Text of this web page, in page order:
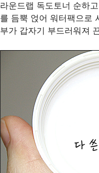
라운드랩 독도토너 순하
를 듬뿍 얹어 워터팩으로
부가 갑자기 부드러워져